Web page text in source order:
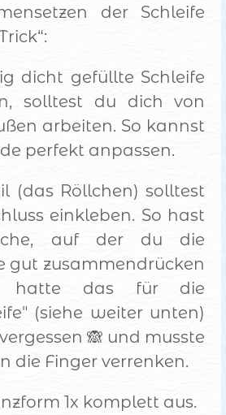
der Schleife
dicht gefüllte Schleife
solltest du dich von
arbeiten. So kannst
perfekt anpassen.
(das Röllchen) solltest
einkleben. So hast
auf der du die
gut zusammendrücken
hatte das für die
(siehe weiter unten)
🙈 und musste
die Finger verrenken.
1x komplett aus.